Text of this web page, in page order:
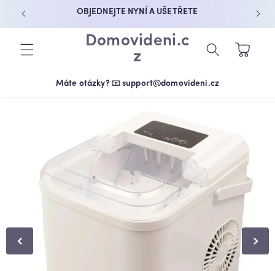
PŘEJÍT K
OBJEDNEJTE NYNÍ A UŠETŘETE
Domovideni.c
z
Košík
Máte otázky? 📧 support@domovideni.cz